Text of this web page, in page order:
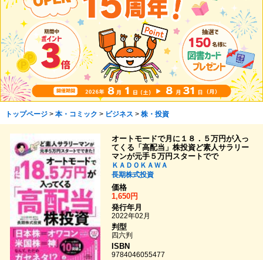
トップページ> 本・コミック > ビジネス > 株・投資
オートモードで月に１８．５万円が入っ
てくる「高配当」株投資ど素人サラリー
マンが元手５万円スタートでで
ＫＡＤＯＫＡＷＡ
長期株式投資
価格
1,650円
発行年月
2022年02月
判型
四六判
ISBN
9784046055477